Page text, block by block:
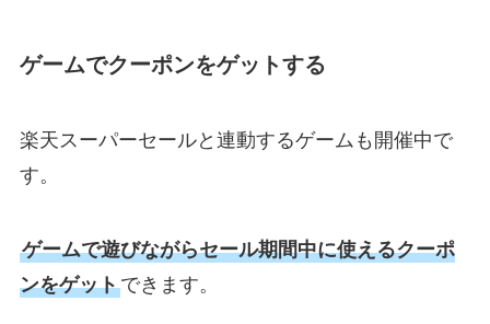
ゲームでクーポンをゲットする
楽天スーパーセールと連動するゲームも開催中で
す。
ゲームで遊びながらセール期間中に使えるクーポ
ンをゲットできます。